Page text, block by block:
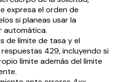
expresa el orden de
si planeas usar la
automática.
de límite de tasa y el
429, incluyendo si
límite además del límite